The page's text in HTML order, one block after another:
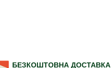
БЕЗКОШТОВНА ДОСТАВКА